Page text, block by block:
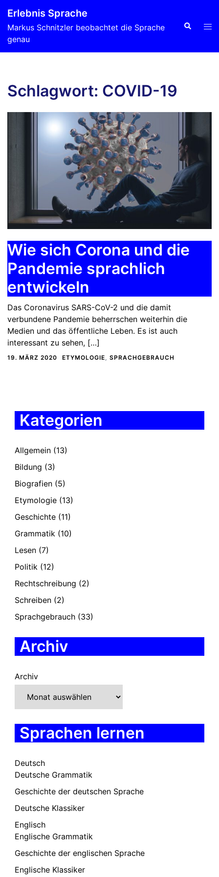
Inhalt
springen
Erlebnis Sprache
Markus Schnitzler beobachtet die Sprache
genau
Suche
Schlagwort: COVID-19
Wie sich Corona und die
Pandemie sprachlich
entwickeln
Das Coronavirus SARS-CoV-2 und die damit
verbundene Pandemie beherrschen weiterhin die
Medien und das öffentliche Leben. Es ist auch
interessant zu sehen, […]
19. MÄRZ 2020 ETYMOLOGIE SPRACHGEBRAUCH
Kategorien
Allgemein (13)
Bildung (3)
Biografien (5)
Etymologie (13)
Geschichte (11)
Grammatik (10)
Lesen (7)
Politik (12)
Rechtschreibung (2)
Schreiben (2)
Sprachgebrauch (33)
Archiv
Archiv
Sprachen lernen
Deutsch
Deutsche Grammatik
Geschichte der deutschen Sprache
Deutsche Klassiker
Englisch
Englische Grammatik
Geschichte der englischen Sprache
Englische Klassiker